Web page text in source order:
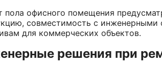
пола офисного помещения
совместимость с инженерными
для коммерческих объектов.
решения при